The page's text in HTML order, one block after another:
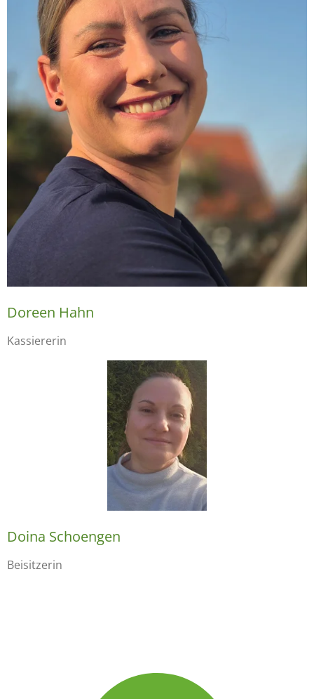
Doreen Hahn
Kassiererin
Doina Schoengen
Beisitzerin